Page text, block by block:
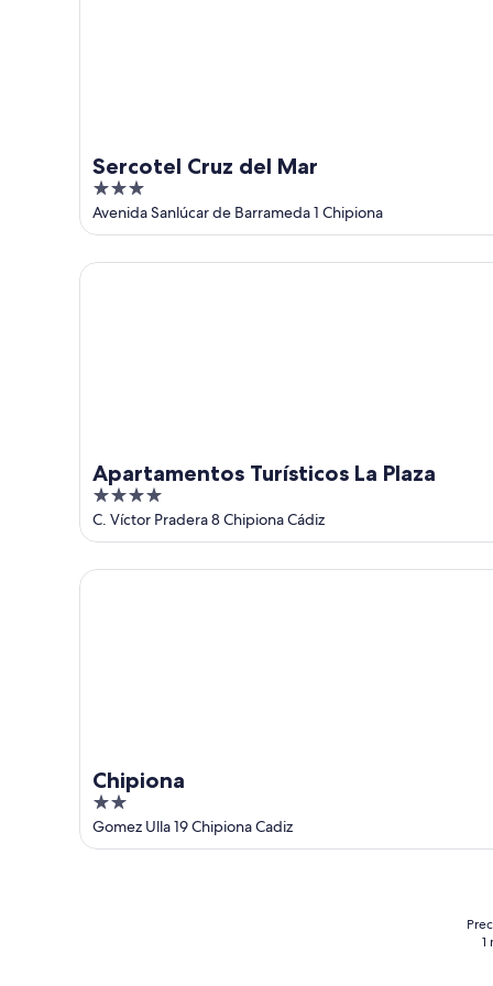
Sercotel Cruz del Mar
3
out
of
5
Avenida Sanlúcar de Barrameda 1 Chipiona
Apartamentos Turísticos La Plaza
4
out
of
5
C. Víctor Pradera 8 Chipiona Cádiz
Apartamentos Turísticos La Plaza
Chipiona
2
out
of
Gomez Ulla 19 Chipiona Cadiz
Chipiona
1